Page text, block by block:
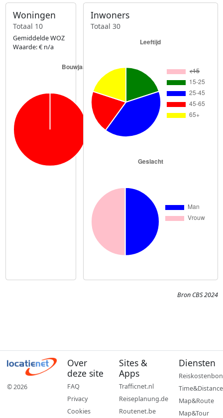
Woningen
Totaal 10
Gemiddelde WOZ
Waarde: € n/a
Inwoners
Totaal 30
Bron CBS 2024
© 2026
Over
deze site
FAQ
Privacy
Cookies
Sites &
Apps
Trafficnet.nl
Reiseplanung.de
Routenet.be
Diensten
Reiskostenbon
Time&Distance
Map&Route
Map&Tour